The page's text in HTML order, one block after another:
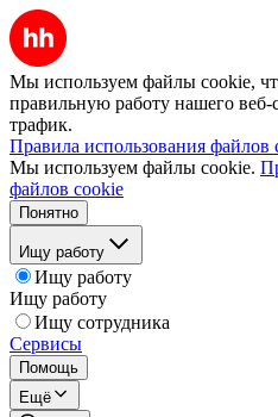
Мы используем файлы cookie,
правильную работу нашего веб-
трафик.
Правила использования файлов
Мы используем файлы cookie.
файлов cookie
Понятно
Ищу работу
Ищу работу
Ищу работу
Ищу сотрудника
Сервисы
Помощь
Ещё